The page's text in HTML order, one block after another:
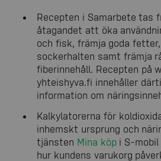
Recepten i Samarbete tas
åtagandet att öka
och fisk, främja goda
sockerhalten samt främja
fiberinnehåll. Recepten på
yhteishyva.fi innehåller
information om
Kalkylatorerna för
inhemskt ursprung och
tjänsten Mina köpi S-mobil
hur kundens varukorg